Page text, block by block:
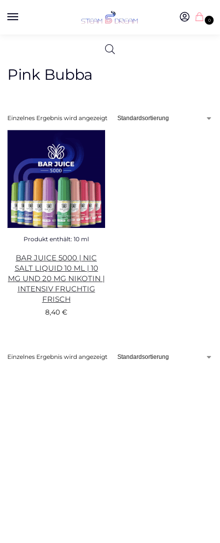
0
Pink Bubba
Einzelnes Ergebnis wird angezeigt
Produkt enthält: 10 ml
BAR JUICE 5000 | NIC
SALT LIQUID 10 ML | 10
MG UND 20 MG NIKOTIN |
INTENSIV FRUCHTIG
FRISCH
8,40 €
Einzelnes Ergebnis wird angezeigt